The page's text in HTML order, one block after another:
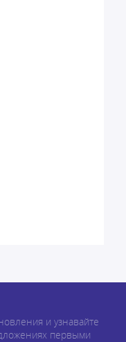
и узнавайте
первыми